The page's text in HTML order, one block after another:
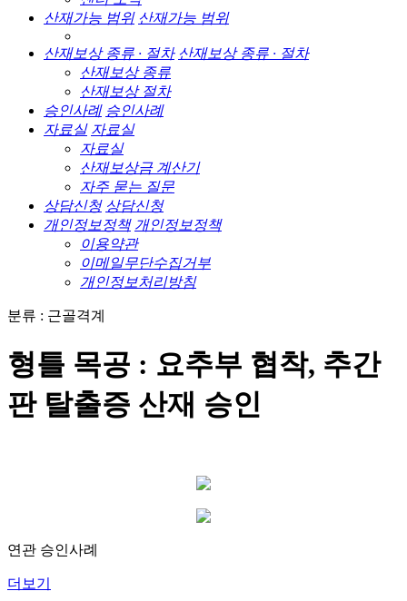
산재가능 범위 산재가능 범위
산재보상 종류 · 절차 산재보상 종류 · 절차
산재보상 종류
산재보상 절차
승인사례 승인사례
자료실 자료실
자료실
산재보상금 계산기
자주 묻는 질문
상담신청 상담신청
개인정보정책 개인정보정책
이용약관
이메일무단수집거부
개인정보처리방침
분류 : 근골격계
형틀 목공 : 요추부 협착, 추간
판 탈출증 산재 승인
연관 승인사례
더보기